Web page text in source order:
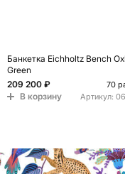
Банкетка Eichholtz Bench
Green
209 200 ₽
70
В корзину Артикул: